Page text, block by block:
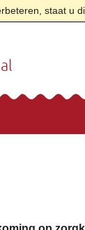
staat u